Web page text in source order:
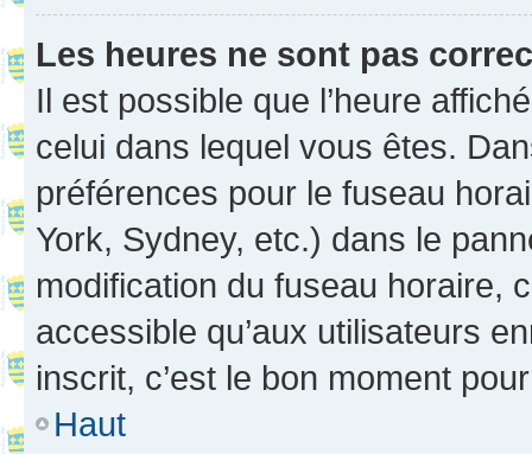
Les heures ne sont pas
Il est possible que l’heure
celui dans lequel vous êtes.
préférences pour le fuseau
York, Sydney, etc.) dans le
modification du fuseau horaire,
accessible qu’aux utilisateurs
inscrit, c’est le bon moment
Haut